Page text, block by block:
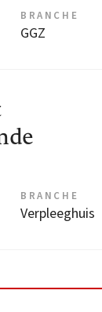
BRANCHE
GGZ
BRANCHE
Verpleeghuis